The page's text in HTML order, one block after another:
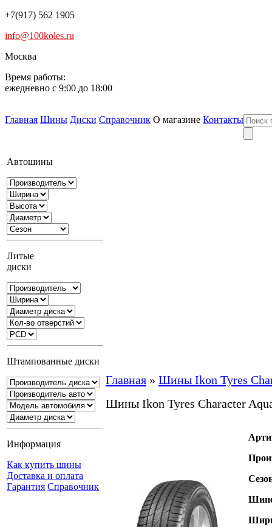
+7(917) 562 1905
info@100koles.ru
Москва
Время работы:
ежедневно с 9:00 до 18:00
Главная Шины Диски Справочник О магазине Контакты
Автошины
Литые
диски
Штампованные диски
Информация
Как купить шины
Доставка и оплата
Гарантия Справочник
Главная » Шины Ikon Tyres
Шины Ikon Tyres Character